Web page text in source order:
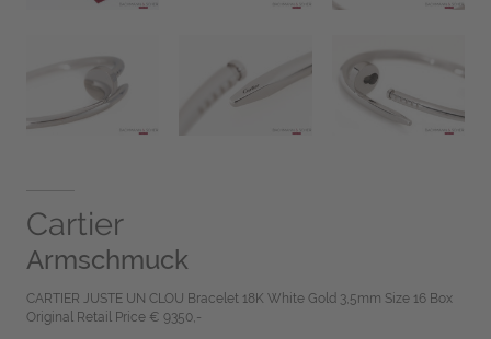
Cartier
Armschmuck
CARTIER JUSTE UN CLOU Bracelet 18K White Gold 3,5mm Size 16 Box
Original Retail Price € 9350,-